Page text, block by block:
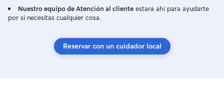
estudio Sociología y Género de forma
online, así que tengo un horario muy
necesidades de cada mascota. Dispongo
de tiempo todos los días y me encanta
Nuestro equipo de Atención al cliente estará ahí para ayudarte
por si necesitas cualquier cosa.
Reservar con un cuidador local